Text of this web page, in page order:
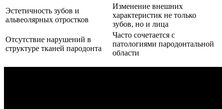
Эстетичность зубов и
альвеолярных отростков
Изменение внешних
характеристик не только
зубов, но и лица
Отсутствие нарушений в
структуре тканей пародонта
Часто сочетается с
патологиями пародонтальной
области